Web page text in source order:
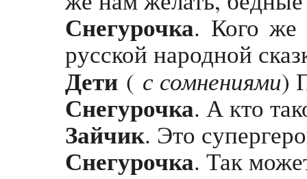
Снегурочка. Кого же
русской народной
Дети ( с сомнениями)
Снегурочка. А кто
Зайчик. Это
Снегурочка. Так